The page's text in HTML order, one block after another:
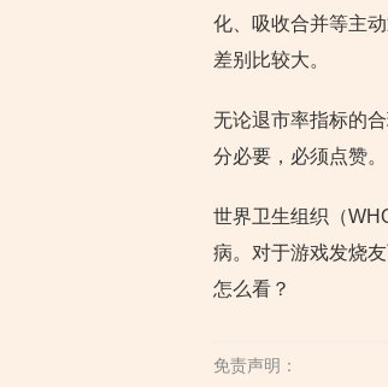
化、吸收合并等主
差别比较大。
无论退市率指标的
分必要，必须点赞。
世界卫生组织（
病。对于游戏发烧
怎么看？
免责声明：